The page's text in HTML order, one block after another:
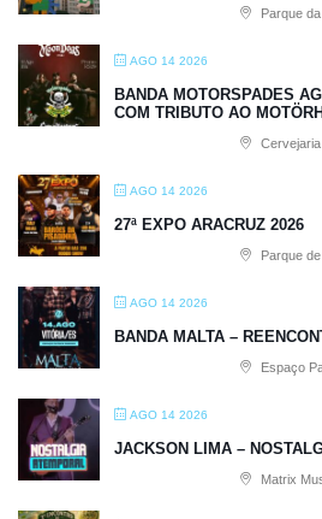
Parque
AGO 14 2026
BANDA MOTORSPADES
COM TRIBUTO AO
AGO 14 2026
27ª EXPO ARACRUZ 2026
Parque
AGO 14 2026
BANDA MALTA –
Espaço
AGO 14 2026
JACKSON LIMA –
Matrix